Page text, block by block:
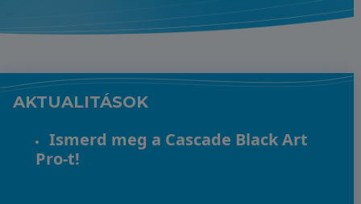
AKTUALITÁSOK
Ismerd meg a Cascade Black Art
Pro-t!